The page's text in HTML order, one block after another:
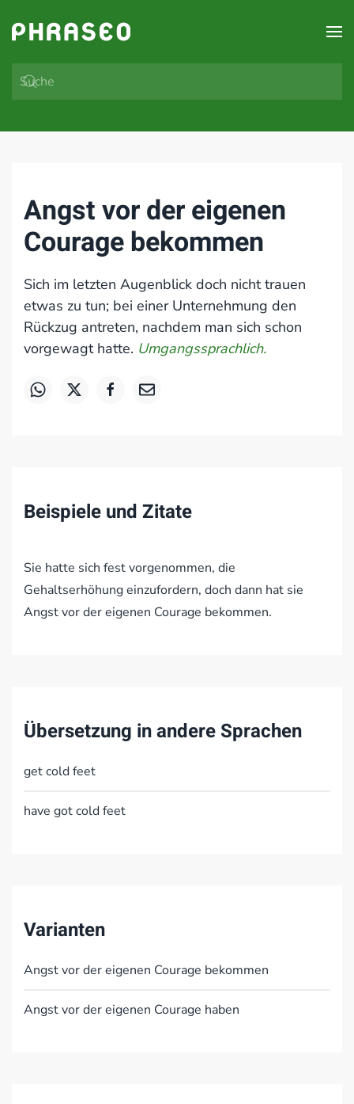
Zum Hauptinhalt springen
Angst vor der eigenen
Courage bekommen
Sich im letzten Augenblick doch nicht trauen
etwas zu tun; bei einer Unternehmung den
Rückzug antreten, nachdem man sich schon
vorgewagt hatte. Umgangssprachlich.
Beispiele und Zitate
Sie hatte sich fest vorgenommen, die
Gehaltserhöhung einzufordern, doch dann hat sie
Angst vor der eigenen Courage bekommen.
Übersetzung in andere Sprachen
get cold feet
have got cold feet
Varianten
Angst vor der eigenen Courage bekommen
Angst vor der eigenen Courage haben